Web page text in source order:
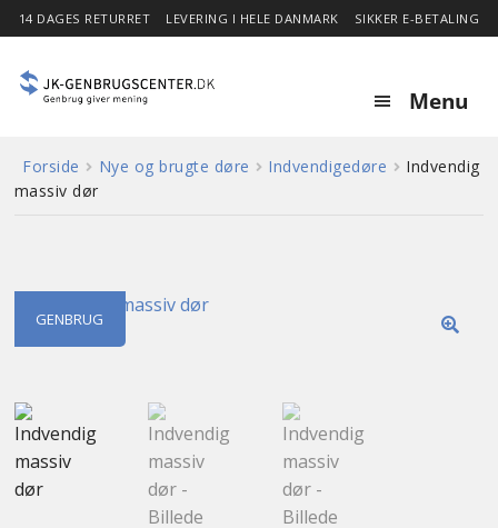
14 DAGES RETURRET LEVERING I HELE DANMARK SIKKER E-BETALING
Menu
Forside
Stor besparelse
Om
Forside Nye og brugte døre Indvendigedøre
Indvendig
massiv dør
GENBRUG